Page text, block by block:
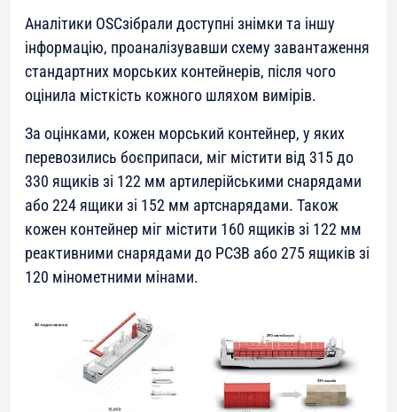
Аналітики OSCзібрали доступні знімки та іншу
інформацію, проаналізувавши схему завантаження
стандартних морських контейнерів, після чого
оцінила місткість кожного шляхом вимірів.
За оцінками, кожен морський контейнер, у яких
перевозились боєприпаси, міг містити від 315 до
330 ящиків зі 122 мм артилерійськими снарядами
або 224 ящики зі 152 мм артснарядами. Також
кожен контейнер міг містити 160 ящиків зі 122 мм
реактивними снарядами до РСЗВ або 275 ящиків зі
120 мінометними мінами.